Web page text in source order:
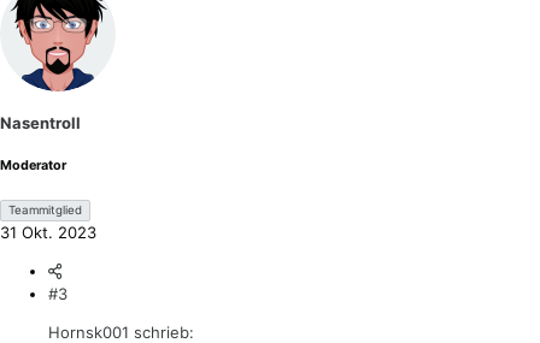
k
t
i
o
e
:
Nasentroll
Moderator
Teammitglied
31 Okt. 2023
#3
Hornsk001 schrieb: